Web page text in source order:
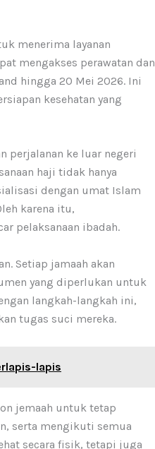
menerima layanan
mengakses perawatan dan
hingga 20 Mei 2026. Ini
kesehatan yang
perjalanan ke luar negeri
haji tidak hanya
dengan umat Islam
karena itu,
pelaksanaan ibadah.
Setiap jamaah akan
yang diperlukan untuk
langkah-langkah ini,
tugas suci mereka.
lapis
jemaah untuk tetap
serta mengikuti semua
secara fisik, tetapi juga